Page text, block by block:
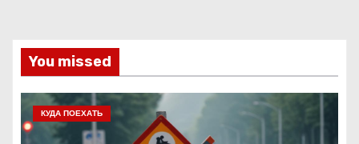
You missed
КУДА ПОЕХАТЬ